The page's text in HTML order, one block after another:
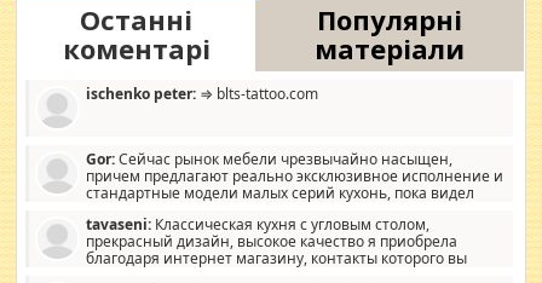
Останні
коментарі
Популярні
матеріали
ischenko peter: ⇒ blts-tattoo.com
Gor:Сейчас рынок мебели чрезвычайно насыщен,
причем предлагают реально эксклюзивное исполнение и
стандартные модели малых серий кухонь, пока видел
стандартные формы, в MebelOk, креативненько и что главное -
со вкусом все в порядке, без ненужных наворотов удорожающих
мебель, а это не последний фактор.
tavaseni: Классическая кухня с угловым столом,
прекрасный дизайн, высокое качество я приобрела
благодаря интернет магазину, контакты которого вы